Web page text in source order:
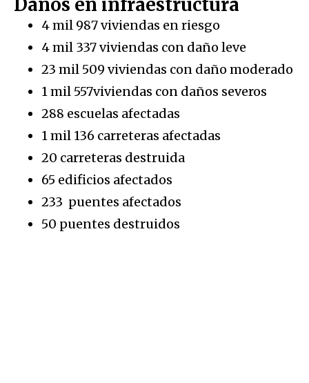
Daños en infraestructura
4 mil 987 viviendas en riesgo
4 mil 337 viviendas con daño leve
23 mil 509 viviendas con daño moderado
1 mil 557viviendas con daños severos
288 escuelas afectadas
1 mil 136 carreteras afectadas
20 carreteras destruida
65 edificios afectados
233 puentes afectados
50 puentes destruidos